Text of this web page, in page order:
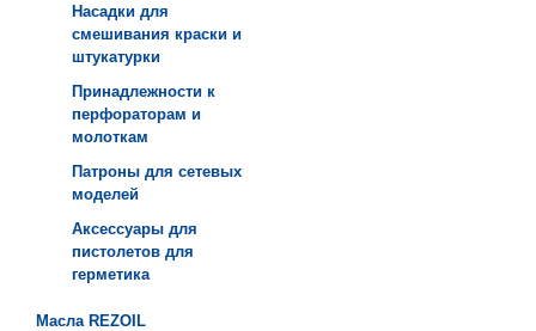
Насадки для
смешивания краски и
штукатурки
Принадлежности к
перфораторам и
молоткам
Патроны для сетевых
моделей
Аксессуары для
пистолетов для
герметика
Масла REZOIL